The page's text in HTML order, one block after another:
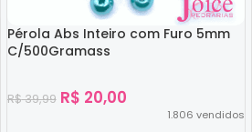
Pérola Abs Inteiro com Furo 5mm
C/500Gramass
R$39,99 R$ 20,00
1.806 vendidos